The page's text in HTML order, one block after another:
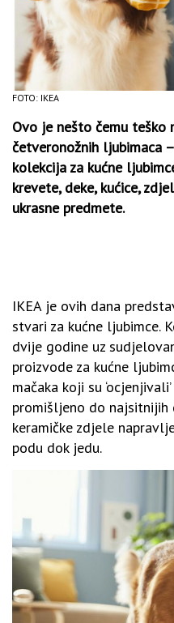
FOTO: IKEA
Ovo je nešto čemu
četveronožnih ljubimaca
kolekcija za kućne
krevete, deke, kućice,
ukrasne predmete.
IKEA je ovih dana
stvari za kućne ljubimce.
dvije godine uz
proizvode za kućne
mačaka koji su
promišljeno do najsitnijih
keramičke zdjele
podu dok jedu.